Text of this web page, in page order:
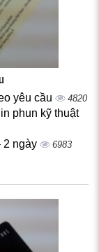
yêu cầu 4820
phun kỹ thuật
2 ngày 6983